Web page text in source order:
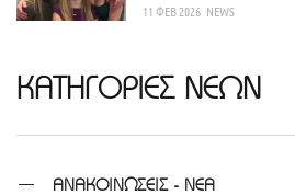
11 ΦΕΒ 2026 NEWS
ΚΑΤΗΓΟΡΙΕΣ ΝΕΩΝ
ΑΝΑΚΟΙΝΩΣΕΙΣ - ΝΕΑ